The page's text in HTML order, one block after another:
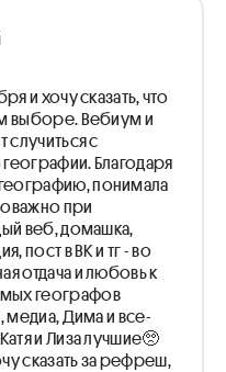
и хочу сказать, что
выборе. Вебиум и
с
Благодаря
понимала
при
веб, домашка,
пост в ВК и тг - во
отдача и любовь к
географов
медиа, Дима и все-
и Лиза лучшие🥺
сказать за рефреш,